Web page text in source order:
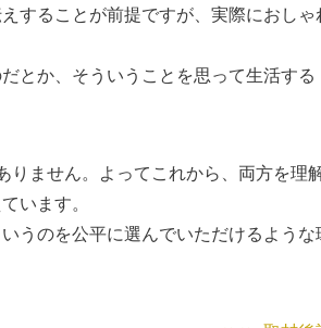
することが前提ですが、実際におしゃ
とか、そういうことを思って生活する
りません。よってこれから、両方を理
います。
うのを公平に選んでいただけるような